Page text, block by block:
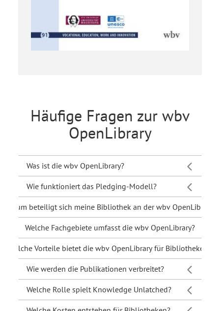
Häufige Fragen zur wbv
OpenLibrary
Was ist die wbv OpenLibrary?
Wie funktioniert das Pledging-Modell?
Warum beteiligt sich meine Bibliothek an der wbv OpenLibrary?
Welche Fachgebiete umfasst die wbv OpenLibrary?
Welche Vorteile bietet die wbv OpenLibrary für Bibliotheken?
Wie werden die Publikationen verbreitet?
Welche Rolle spielt Knowledge Unlatched?